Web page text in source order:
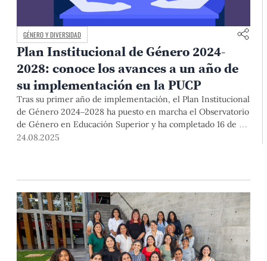
GÉNERO Y DIVERSIDAD
Plan Institucional de Género 2024-
2028: conoce los avances a un año de
su implementación en la PUCP
Tras su primer año de implementación, el Plan Institucional
de Género 2024–2028 ha puesto en marcha el Observatorio
de Género en Educación Superior y ha completado 16 de 28
indicadores en los que se viene trabajando. La información
24.08.2025